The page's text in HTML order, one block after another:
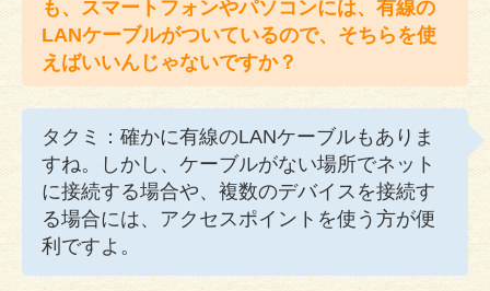
も、スマートフォンやパソコンには、有線の
LANケーブルがついているので、そちらを使
えばいいんじゃないですか？
タクミ：確かに有線のLANケーブルもありま
すね。しかし、ケーブルがない場所でネット
に接続する場合や、複数のデバイスを接続す
る場合には、アクセスポイントを使う方が便
利ですよ。